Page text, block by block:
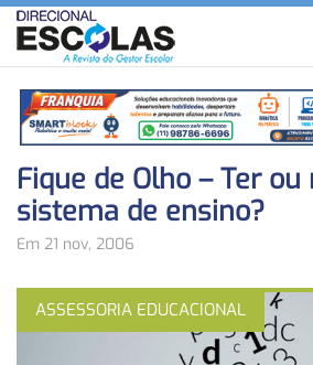
Fique de Olho – Ter
sistema de ensino?
Em 21 nov, 2006
ASSESSORIA EDUCACIONAL